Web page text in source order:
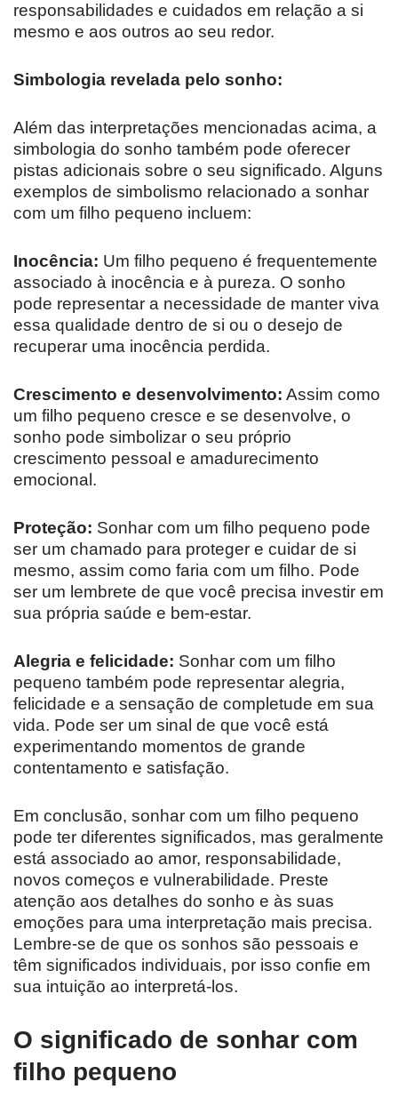
responsabilidades e cuidados em relação a si
mesmo e aos outros ao seu redor.
Simbologia revelada pelo sonho:
Além das interpretações mencionadas acima, a
simbologia do sonho também pode oferecer
pistas adicionais sobre o seu significado. Alguns
exemplos de simbolismo relacionado a sonhar
com um filho pequeno incluem:
Inocência: Um filho pequeno é frequentemente
associado à inocência e à pureza. O sonho
pode representar a necessidade de manter viva
essa qualidade dentro de si ou o desejo de
recuperar uma inocência perdida.
Crescimento e desenvolvimento: Assim como
um filho pequeno cresce e se desenvolve, o
sonho pode simbolizar o seu próprio
crescimento pessoal e amadurecimento
emocional.
Proteção: Sonhar com um filho pequeno pode
ser um chamado para proteger e cuidar de si
mesmo, assim como faria com um filho. Pode
ser um lembrete de que você precisa investir em
sua própria saúde e bem-estar.
Alegria e felicidade: Sonhar com um filho
pequeno também pode representar alegria,
felicidade e a sensação de completude em sua
vida. Pode ser um sinal de que você está
experimentando momentos de grande
contentamento e satisfação.
Em conclusão, sonhar com um filho pequeno
pode ter diferentes significados, mas geralmente
está associado ao amor, responsabilidade,
novos começos e vulnerabilidade. Preste
atenção aos detalhes do sonho e às suas
emoções para uma interpretação mais precisa.
Lembre-se de que os sonhos são pessoais e
têm significados individuais, por isso confie em
sua intuição ao interpretá-los.
O significado de sonhar com
filho pequeno